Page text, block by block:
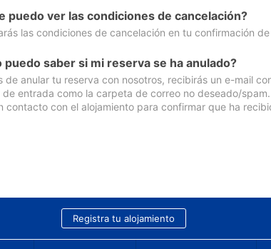
puedo ver las condiciones de cancelación?
las condiciones de cancelación en tu confirmación
puedo saber si mi reserva se ha anulado?
de anular tu reserva con nosotros, recibirás un e-mail
de entrada como la carpeta de correo no deseado/
contacto con el alojamiento para confirmar que ha
Registra tu alojamiento